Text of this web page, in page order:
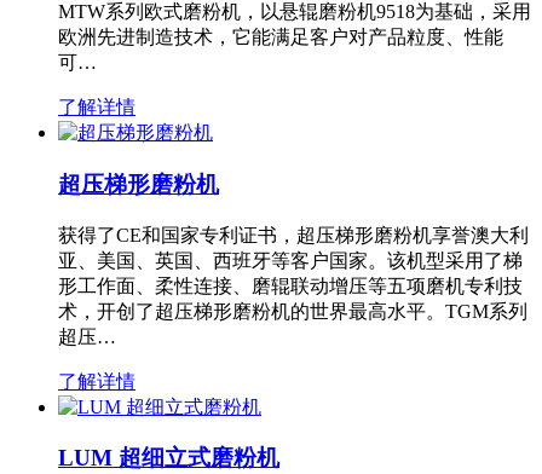
MTW系列欧式磨粉机，以悬辊磨粉机9518为基础，采用
欧洲先进制造技术，它能满足客户对产品粒度、性能
可…
了解详情
超压梯形磨粉机
获得了CE和国家专利证书，超压梯形磨粉机享誉澳大利
亚、美国、英国、西班牙等客户国家。该机型采用了梯
形工作面、柔性连接、磨辊联动增压等五项磨机专利技
术，开创了超压梯形磨粉机的世界最高水平。TGM系列
超压…
了解详情
LUM 超细立式磨粉机